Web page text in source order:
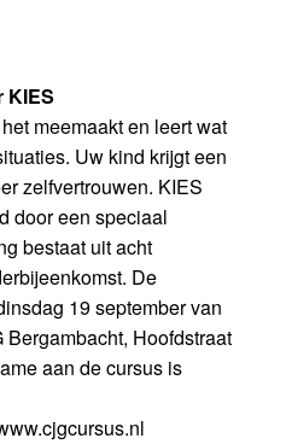
KIES
meemaakt en leert wat
Uw kind krijgt een
zelfvertrouwen. KIES
door een speciaal
bestaat uit acht
De
19 september van
Bergambacht, Hoofdstraat
aan de cursus is